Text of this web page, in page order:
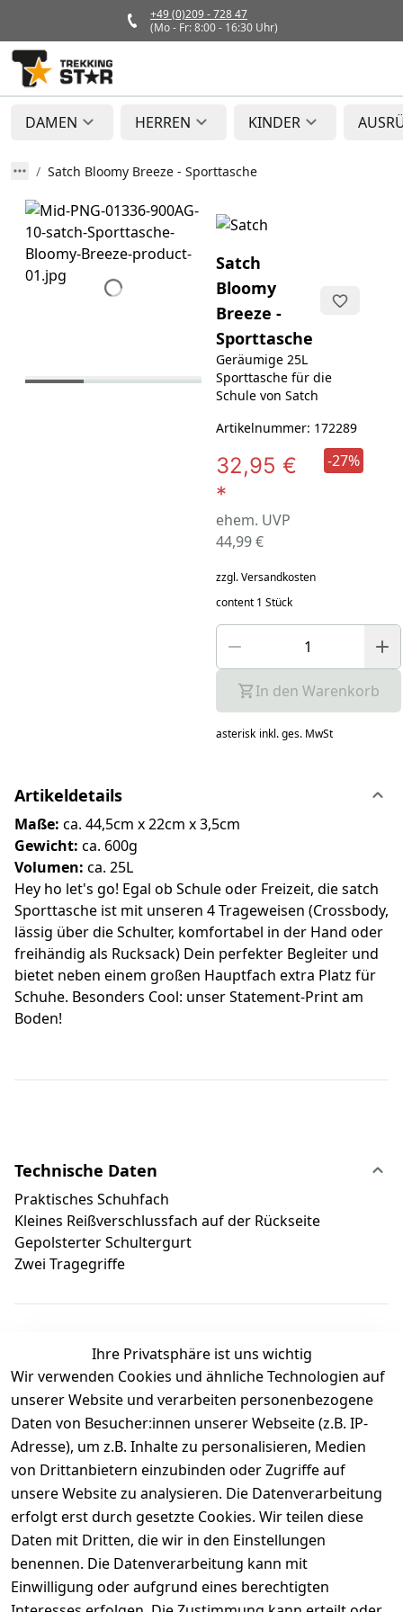
+49 (0)209 - 728 47
(Mo - Fr: 8:00 - 16:30 Uhr)
DAMEN HERREN KINDER
Satch Bloomy Breeze - Sporttasche
Satch
Bloomy
Breeze -
Sporttasche
Geräumige 25L
Sporttasche für die
Schule von Satch
Artikelnummer: 172289
32,95 €
*
ehem. UVP
44,99 €
-27%
zzgl. Versandkosten
content 1 Stück
In den Warenkorb
asterisk inkl. ges. MwSt
Artikeldetails
Maße: ca. 44,5cm x 22cm x 3,5cm
Gewicht: ca. 600g
Volumen: ca. 25L
Hey ho let's go! Egal ob Schule oder Freizeit, die satch
Sporttasche ist mit unseren 4 Trageweisen (Crossbody,
lässig über die Schulter, komfortabel in der Hand oder
freihändig als Rucksack) Dein perfekter Begleiter und
bietet neben einem großen Hauptfach extra Platz für
Schuhe. Besonders Cool: unser Statement-Print am
Boden!
Technische Daten
Praktisches Schuhfach
Kleines Reißverschlussfach auf der Rückseite
Gepolsterter Schultergurt
Zwei Tragegriffe
Kundenbewertungen
Durchschnittliche Bewertung
0
Basierend auf 0 Bewertung(en)
Bewertung abgeben
5
( 0 )
4
( 0 )
3
( 0 )
Ihre Privatsphäre ist uns wichtig
Wir verwenden Cookies und ähnliche Technologien auf
unserer Website und verarbeiten personenbezogene
Daten von Besucher:innen unserer Webseite (z.B. IP-
Adresse), um z.B. Inhalte zu personalisieren, Medien
von Drittanbietern einzubinden oder Zugriffe auf
unsere Website zu analysieren. Die Datenverarbeitung
erfolgt erst durch gesetzte Cookies. Wir teilen diese
Daten mit Dritten, die wir in den Einstellungen
benennen. Die Datenverarbeitung kann mit
Einwilligung oder aufgrund eines berechtigten